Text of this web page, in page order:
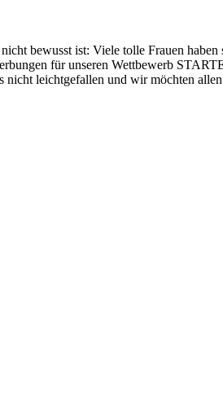
bewusst ist: Viele tolle Frauen
für unseren Wettbewerb
leichtgefallen und wir möchten